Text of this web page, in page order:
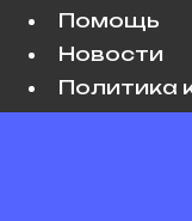
Помощь
Новости
Политика